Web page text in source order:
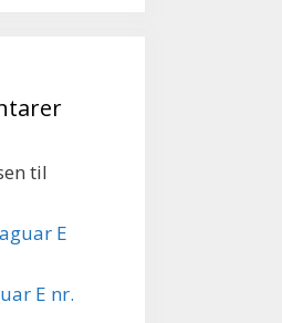
til
E
E nr.